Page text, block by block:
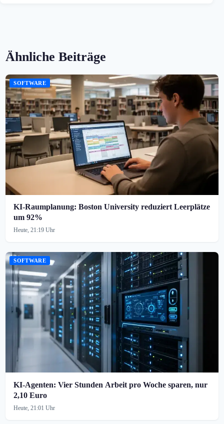
Ähnliche Beiträge
SOFTWARE
KI-Raumplanung: Boston University reduziert Leerplätze
um 92%
Heute, 21:19 Uhr
SOFTWARE
KI-Agenten: Vier Stunden Arbeit pro Woche sparen, nur
2,10 Euro
Heute, 21:01 Uhr